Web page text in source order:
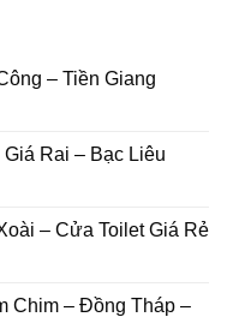
– Tiền Giang
Rai – Bạc Liêu
– Cửa Toilet Giá Rẻ
Chim – Đồng Tháp –